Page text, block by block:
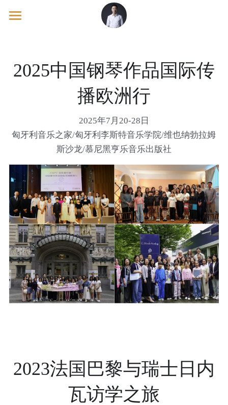
教学理论/Pedagogy Books
钢琴教材/Piano Tutor Books
考级辅导/Exam Supplements
工作坊/Workshops
马克·坦纳/Mark Tanner
英格 / Inge & 基里尔 / Kirill
佩内洛普·罗斯凯尔/Penelope Roskell
宝拉·德雷尔/Paula Dreyer
卢辛达·麦克沃斯/Lucinda MackWorth
音乐会/Concerts
海外游/Overseas Course
美国/United States
英国/United Kingdom
欧洲/European Continental
澳大利亚/Australia
2025中国钢琴作品国际传
播欧洲行
2025年7月20-28日
匈牙利音乐之家/匈牙利李斯特音乐学院/维也纳勃拉姆
斯沙龙/慕尼黑亨乐音乐出版社
2023法国巴黎与瑞士日内
瓦访学之旅